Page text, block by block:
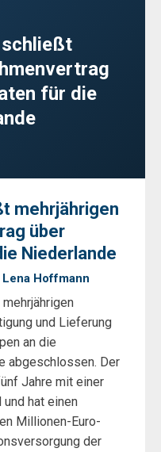
schließt
für die
mehrjährigen
über
Niederlande
Lena Hoffmann
und Lieferung
an die
abgeschlossen. Der
Jahre mit einer
hat einen
Millionen-Euro-
der